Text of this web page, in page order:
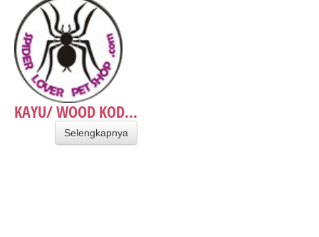
KAYU/ WOOD KOD...
Selengkapnya